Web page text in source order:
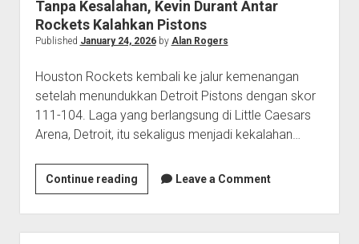
Tanpa Kesalahan, Kevin Durant Antar
Rockets Kalahkan Pistons
Published January 24, 2026by Alan Rogers
Houston Rockets kembali ke jalur kemenangan
setelah menundukkan Detroit Pistons dengan skor
111-104. Laga yang berlangsung di Little Caesars
Arena, Detroit, itu sekaligus menjadi kekalahan…
Continue readingTanpa
Kesalahan,
Kevin
Durant
Leave a Comment